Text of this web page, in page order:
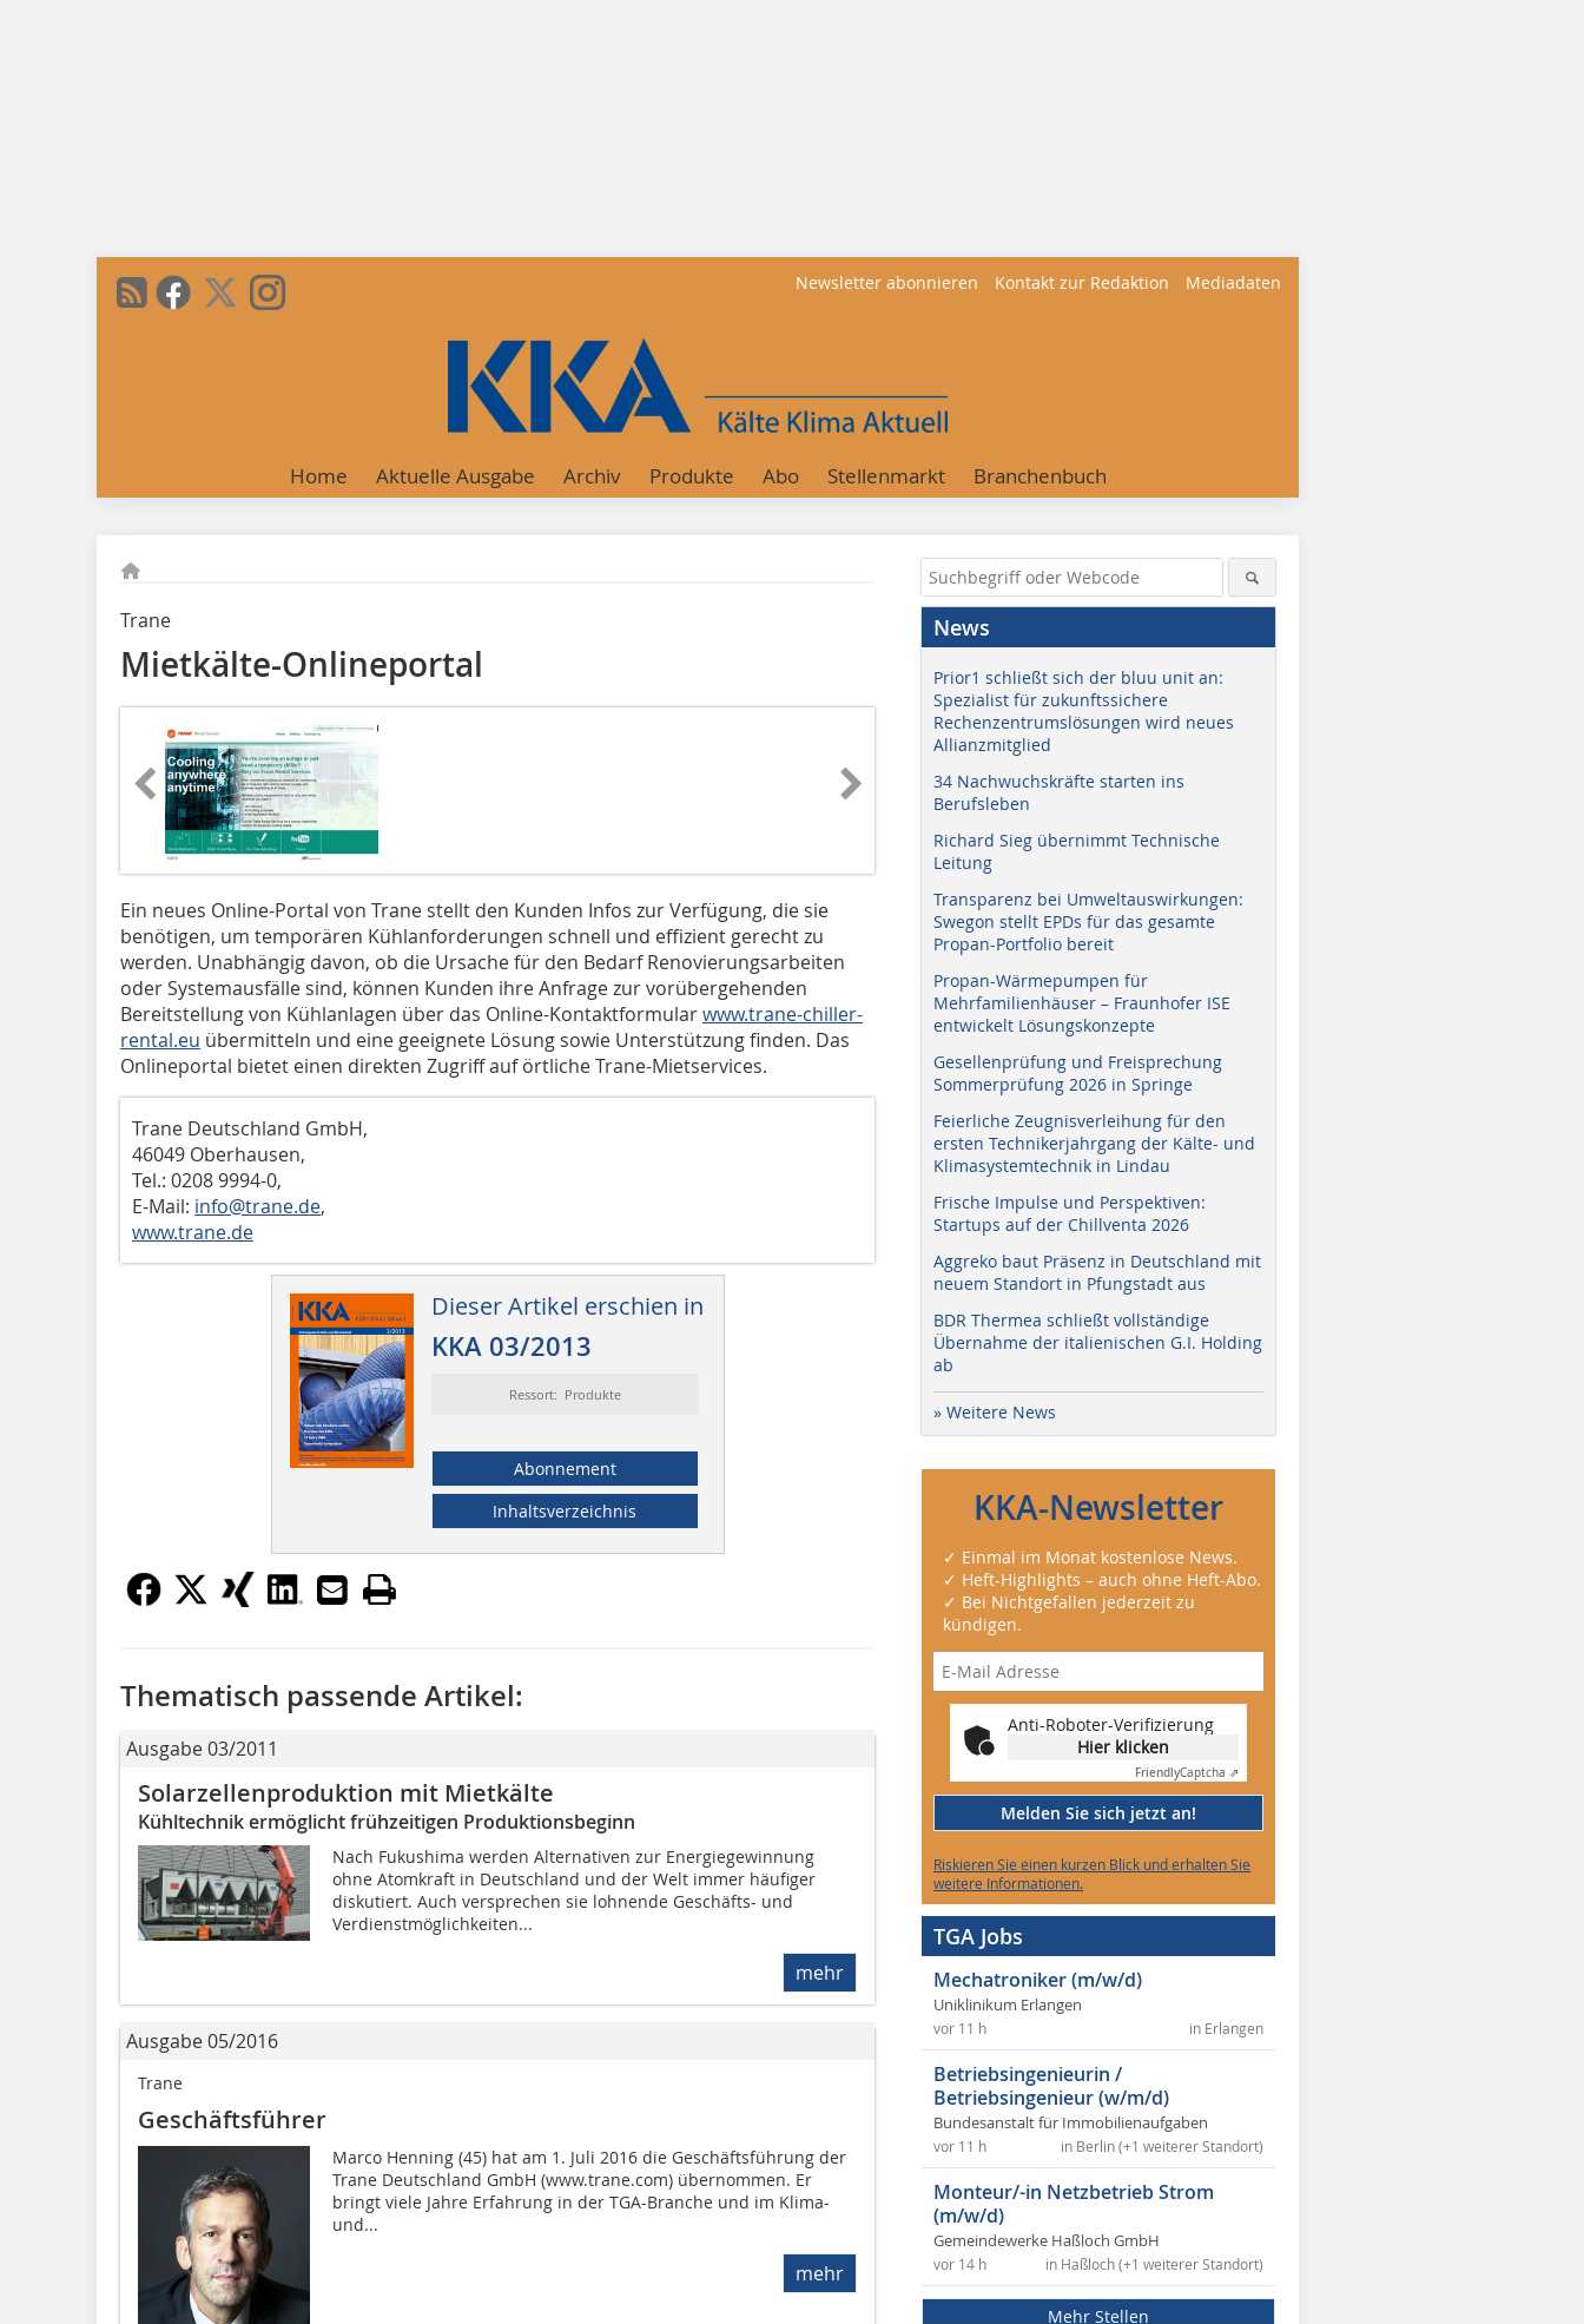
Newsletter abonnieren Kontakt zur Redaktion Mediadaten
Home Aktuelle Ausgabe Archiv Produkte Abo Stellenmarkt Branchenbuch
Trane
Mietkälte-Onlineportal
Ein neues Online-Portal von Trane stellt den Kunden Infos zur Verfügung, die sie
benötigen, um temporären Kühlanforderungen schnell und effizient gerecht zu
werden. Unabhängig davon, ob die Ursache für den Bedarf Renovierungsarbeiten
oder Systemausfälle sind, können Kunden ihre Anfrage zur vorübergehenden
Bereitstellung von Kühlanlagen über das Online-Kontakt­formu­larwww.trane-chiller-
rental.eu übermitteln und eine geeignete Lösung sowie Unterstützung finden. Das
Onlineportal bietet einen direkten Zugriff auf örtliche Trane-Mietservices.
Trane Deutschland GmbH,
46049 Oberhausen,
Tel.: 0208 9994-0,
E-Mail: info@trane.de,
www.trane.de
Dieser Artikel erschien in
KKA 03/2013
Ressort: Produkte
Abonnement
Inhaltsverzeichnis
Thematisch passende Artikel:
Ausgabe 03/2011
Solarzellenproduktion mit Mietkälte
Kühltechnik ermöglicht frühzeitigen Produktionsbeginn
Nach Fukushima werden Alternativen zur Energiegewinnung
ohne Atomkraft in Deutschland und der Welt immer häufiger
diskutiert. Auch versprechen sie lohnende Geschäfts- und
Verdienstmöglichkeiten...
mehr
Ausgabe 05/2016
Trane
Geschäftsführer
Marco Henning (45) hat am 1. Juli 2016 die Geschäftsführung der
Trane Deutschland GmbH (www.trane.com) übernommen. Er
bringt viele Jahre Erfahrung in der TGA-Branche und im Klima-
und...
mehr
News
Prior1 schließt sich der bluu unit an:
Spezialist für zukunftssichere
Rechenzentrumslösungen wird neues
Allianzmitglied
34 Nachwuchskräfte starten ins
Berufsleben
Richard Sieg übernimmt Technische
Leitung
Transparenz bei Umweltauswirkungen:
Swegon stellt EPDs für das gesamte
Propan-Portfolio bereit
Propan-Wärmepumpen für
Mehrfamilienhäuser – Fraunhofer ISE
entwickelt Lösungskonzepte
Gesellenprüfung und Freisprechung
Sommerprüfung 2026 in Springe
Feierliche Zeugnisverleihung für den
ersten Technikerjahrgang der Kälte- und
Klimasystemtechnik in Lindau
Frische Impulse und Perspektiven:
Startups auf der Chillventa 2026
Aggreko baut Präsenz in Deutschland mit
neuem Standort in Pfungstadt aus
BDR Thermea schließt vollständige
Übernahme der italienischen G.I. Holding
ab
» Weitere News
KKA-Newsletter
✓ Einmal im Monat kostenlose News.
✓ Heft-Highlights – auch ohne Heft-Abo.
✓ Bei Nichtgefallen jederzeit zu
kündigen.
Anti-Roboter-Verifizierung
Hier klicken
FriendlyCaptcha ⇗
Melden Sie sich jetzt an!
Riskieren Sie einen kurzen Blick und erhalten Sie
weitere Informationen.
TGA Jobs
Mechatroniker (m/w/d)
Uniklinikum Erlangen
in Erlangen
vor 11 h
Betriebsingenieurin /
Betriebsingenieur (w/m/d)
Bundesanstalt für Immobilienaufgaben
in Berlin (+1 weiterer Standort)
vor 11 h
Monteur/-in Netzbetrieb Strom
(m/w/d)
Gemeindewerke Haßloch GmbH
in Haßloch (+1 weiterer Standort)
vor 14 h
Mehr Stellen